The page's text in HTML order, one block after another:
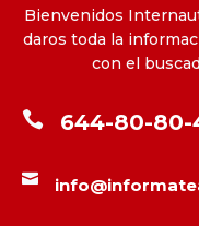
Bienvenidos
daros toda la
con el
 644-80-80-
